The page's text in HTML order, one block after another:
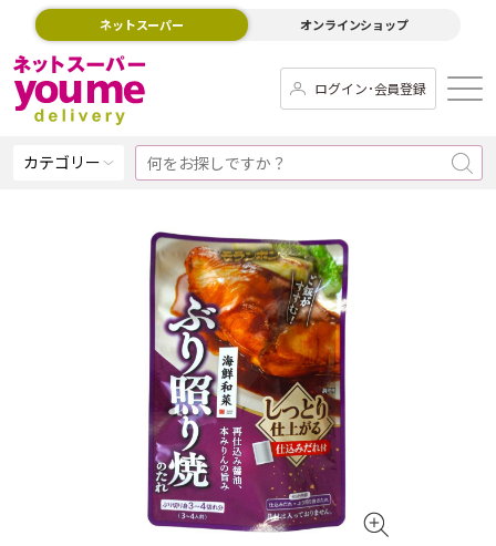
ネットスーパー オンラインショップ
ログイン･会員登録
カテゴリー